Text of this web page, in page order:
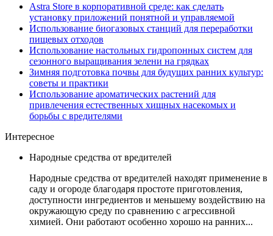
Astra Store в корпоративной среде: как сделать
установку приложений понятной и управляемой
Использование биогазовых станций для переработки
пищевых отходов
Использование настольных гидропонных систем для
сезонного выращивания зелени на грядках
Зимняя подготовка почвы для будущих ранних культур:
советы и практики
Использование ароматических растений для
привлечения естественных хищных насекомых и
борьбы с вредителями
Интересное
Народные средства от вредителей
Народные средства от вредителей находят применение в
саду и огороде благодаря простоте приготовления,
доступности ингредиентов и меньшему воздействию на
окружающую среду по сравнению с агрессивной
химией. Они работают особенно хорошо на ранних...